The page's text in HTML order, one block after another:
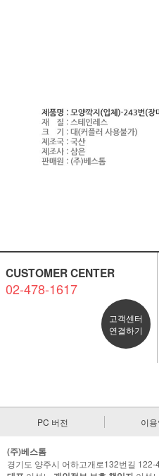
CUSTOMER CENTER
02-478-1617
고객센터
연결하기
PC 버전 이
(주)베스톰
경기도 양주시 어하고개로132번길